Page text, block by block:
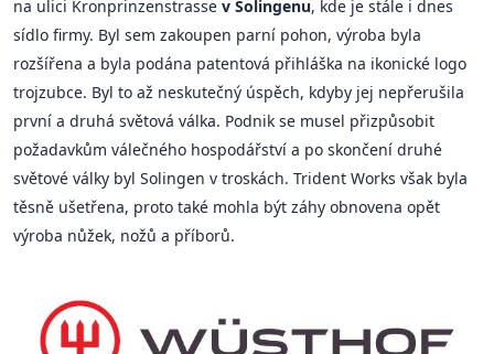
na ulici Kronprinzenstrasse v Solingenu, kde je stále i dnes
sídlo firmy. Byl sem zakoupen parní pohon, výroba byla
rozšířena a byla podána patentová přihláška na ikonické logo
trojzubce. Byl to až neskutečný úspěch, kdyby jej nepřerušila
první a druhá světová válka. Podnik se musel přizpůsobit
požadavkům válečného hospodářství a po skončení druhé
světové války byl Solingen v troskách. Trident Works však byla
těsně ušetřena, proto také mohla být záhy obnovena opět
výroba nůžek, nožů a příborů.